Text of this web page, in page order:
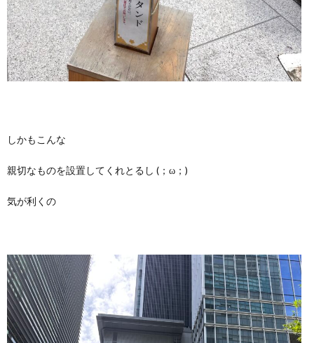
しかもこんな
親切なものを設置してくれとるし (；ω；)
気が利くの